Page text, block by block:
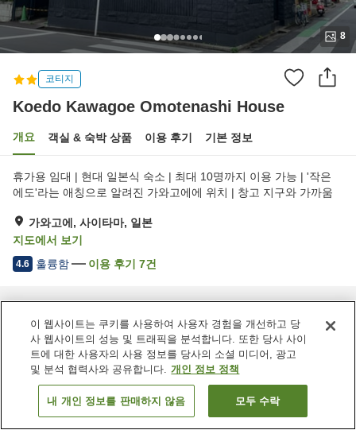
8
코티지
Koedo Kawagoe Omotenashi House
개요 객실 & 숙박 상품 이용 후기 기본 정보
휴가용 임대 | 현대 일본식 숙소 | 최대 10명까지 이용 가능 | '작은
에도'라는 애칭으로 알려진 가와고에에 위치 | 창고 지구와 가까움
가와고에, 사이타마, 일본
지도에서 보기
4.6 훌륭함 이용 후기 7건
홈 일본 사이타마
가와고에
Koedo Kawagoe Omotenashi House
객실 보기
이 웹사이트는 쿠키를 사용하여 사용자 경험을 개선하고 당
사 웹사이트의 성능 및 트래픽을 분석합니다. 또한 당사 사이
트에 대한 사용자의 사용 정보를 당사의 소셜 미디어, 광고
및 분석 협력사와 공유합니다. 개인 정보 정책
내 개인 정보를 판매하지 않음 모두 수락